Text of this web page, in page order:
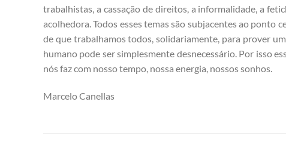
trabalhistas, a cassação de direitos, a informalidade, a
acolhedora. Todos esses temas são subjacentes ao ponto
de que trabalhamos todos, solidariamente, para prover
humano pode ser simplesmente desnecessário. Por isso
nós faz com nosso tempo, nossa energia, nossos sonhos.
Marcelo Canellas